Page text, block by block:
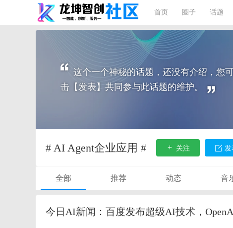
首页 圈子 话题
这个一个神秘的话题，还没有介绍，您
击【发表】共同参与此话题的维护。
# AI Agent企业应用 # 关注 发
全部 推荐 动态 音
今日AI新闻：百度发布超级AI技术，